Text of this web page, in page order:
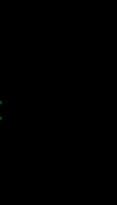
節 浦和－清水（埼玉スタジ